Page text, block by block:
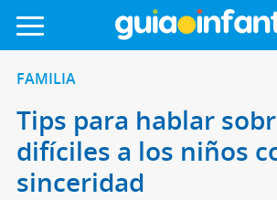
FAMILIA
Tips para hablar
difíciles a los niños
sinceridad